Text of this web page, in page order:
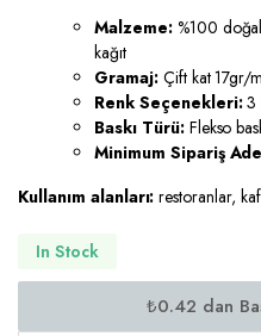
Malzeme:%100
kağıt
Gramaj:Çift kat 17gr/
Renk Seçenekleri:3
Baskı Türü:Flekso
Minimum Sipariş
Kullanım alanları: restoranlar,
In Stock